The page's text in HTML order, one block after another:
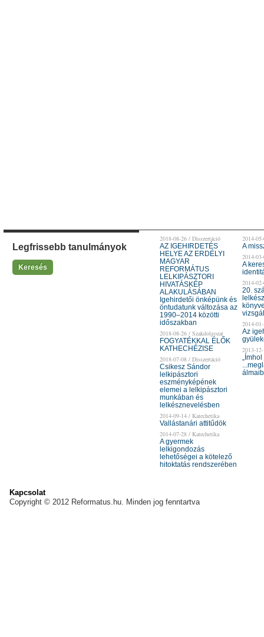
Legfrissebb tanulmányok
Keresés
2018-08-26 / Disszertáció
AZ IGEHIRDETÉS
HELYE AZ ERDÉLYI
MAGYAR
REFORMÁTUS
LELKIPÁSZTORI
HIVATÁSKÉP
ALAKULÁSÁBAN
Igehirdetői önképünk és
öntudatunk változása az
1990–2014 közötti
időszakban
2018-08-26 / Szakdolgozat
FOGYATÉKKAL ÉLŐK
KATHECHÉZISE
2018-07-08 / Disszertáció
Csikesz Sándor
lelkipásztori
eszményképének
elemei a lelkipásztori
munkában és
lelkésznevelésben
2014-09-14 / Katechetika
Vallástanári attitűdök
2014-07-28 / Katechetika
A gyermek
lelkigondozás
lehetőségei a kötelező
hitoktatás rendszerében
2014-
A
2014-
A
2014-
20.
2014-
Az
2013-
Kapcsolat
Copyright © 2012 Reformatus.hu. Minden jog fenntartva